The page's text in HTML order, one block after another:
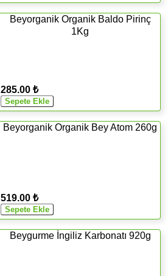
Beyorganik Organik Baldo Pirinç
1Kg
285.00 ₺
Beyorganik Organik Bey Atom 260g
519.00 ₺
Beygurme İngiliz Karbonatı 920g